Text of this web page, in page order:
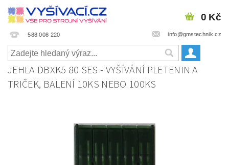
588 008 220 info@gmstechnik.cz
0 Kč
JEHLA DBXK5 80 SES - VYŠÍVÁNÍ PLETENIN A
TRIČEK, BALENÍ 10KS NEBO 100KS